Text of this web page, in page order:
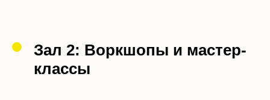
Зал 2: Воркшопы и мастер-
классы